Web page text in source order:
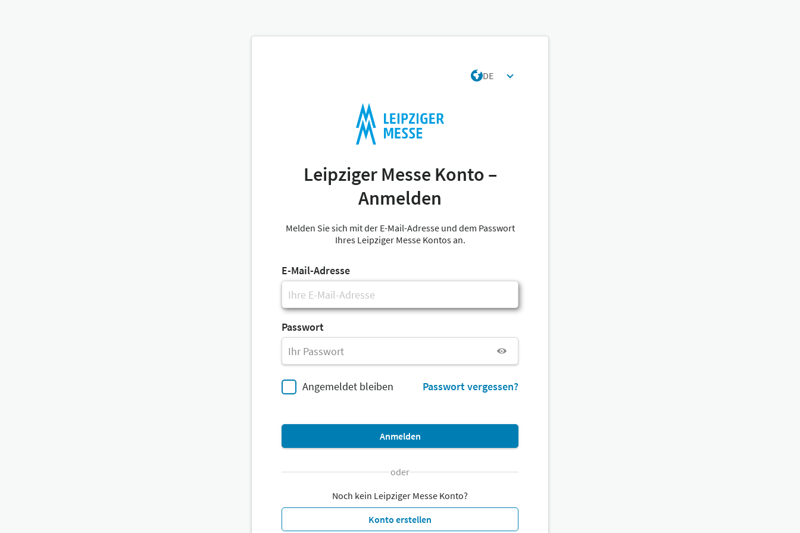
DE
Leipziger Messe Konto –
Anmelden
Melden Sie sich mit der E-Mail-Adresse und dem Passwort
Ihres Leipziger Messe Kontos an.
E-Mail-Adresse
Passwort
Angemeldet bleiben Passwort vergessen?
Anmelden
oder
Noch kein Leipziger Messe Konto?
Konto erstellen